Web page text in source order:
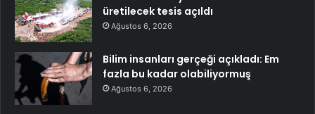
üretilecek tesis açıldı
Ağustos 6, 2026
Bilim insanları gerçeği açıkladı: Em
fazla bu kadar olabiliyormuş
Ağustos 6, 2026